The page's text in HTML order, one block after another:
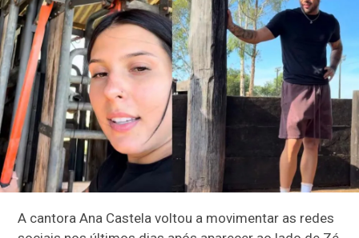
A cantora Ana Castela voltou a movimentar as redes